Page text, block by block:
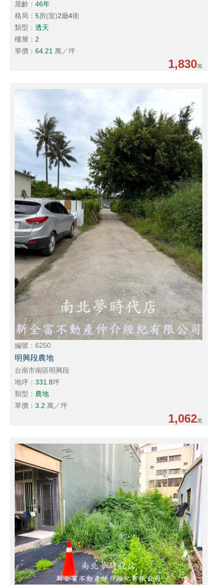
屋齡：46年
格局：5房(室)2廳4衛
類型：透天
樓層：2
單價：64.21 萬／坪
1,830萬
編號：6250
明興段農地
台南市南區明興段
地坪：331.8坪
類型： 農地
單價：3.2 萬／坪
1,062萬